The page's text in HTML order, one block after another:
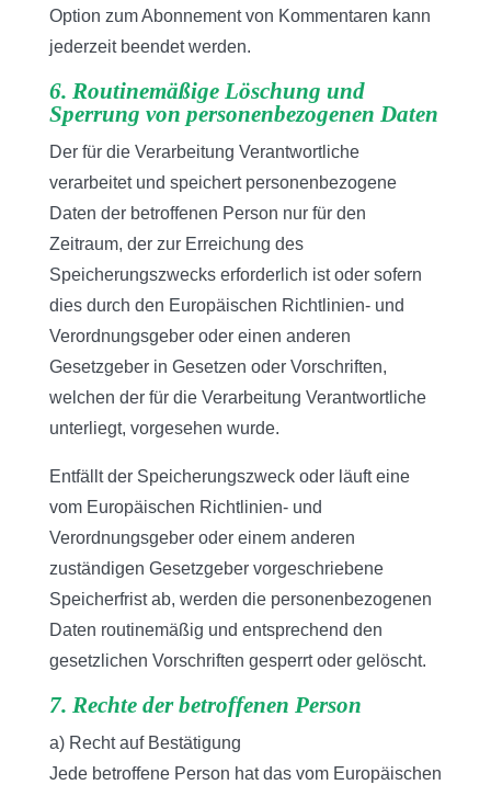
Option zum Abonnement von Kommentaren kann
jederzeit beendet werden.
6. Routinemäßige Löschung und
Sperrung von personenbezogenen Daten
Der für die Verarbeitung Verantwortliche
verarbeitet und speichert personenbezogene
Daten der betroffenen Person nur für den
Zeitraum, der zur Erreichung des
Speicherungszwecks erforderlich ist oder sofern
dies durch den Europäischen Richtlinien- und
Verordnungsgeber oder einen anderen
Gesetzgeber in Gesetzen oder Vorschriften,
welchen der für die Verarbeitung Verantwortliche
unterliegt, vorgesehen wurde.
Entfällt der Speicherungszweck oder läuft eine
vom Europäischen Richtlinien- und
Verordnungsgeber oder einem anderen
zuständigen Gesetzgeber vorgeschriebene
Speicherfrist ab, werden die personenbezogenen
Daten routinemäßig und entsprechend den
gesetzlichen Vorschriften gesperrt oder gelöscht.
7. Rechte der betroffenen Person
a) Recht auf Bestätigung
Jede betroffene Person hat das vom Europäischen